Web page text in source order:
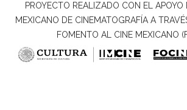
PROYECTO REALIZADO CON EL APOYO
MEXICANO DE CINEMATOGRAFÍA A
FOMENTO AL CINE MEXICANO